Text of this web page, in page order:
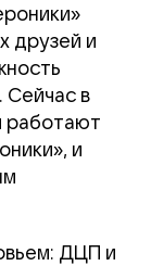
друзей и
Сейчас в
работают
и
ДЦП и